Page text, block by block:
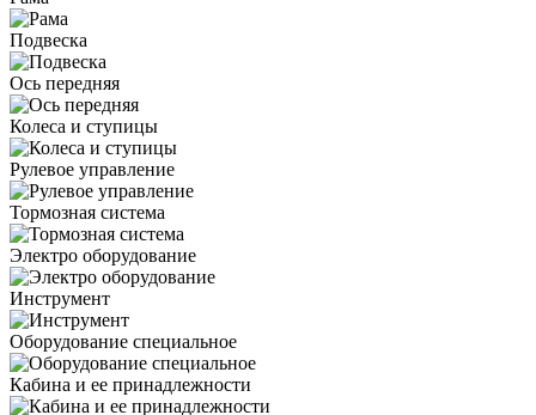
Подвеска
Ось передняя
Колеса и ступицы
Рулевое управление
Тормозная система
Электро оборудование
Инструмент
Оборудование специальное
Кабина и ее принадлежности